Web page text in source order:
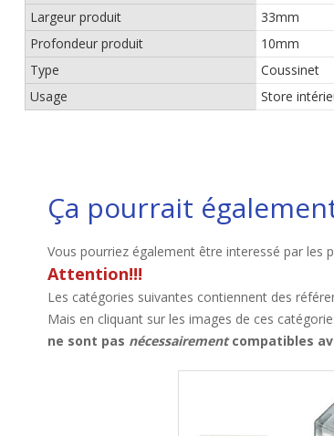
Largeur produit
33mm
Profondeur produit
10mm
Type
Coussinet
Usage
Store
Ça pourrait
Vous pourriez également être interessé par les
Attention!!!
Les catégories suivantes contiennent des
Mais en cliquant sur les images de ces
ne sont pas nécessairementcompatibles